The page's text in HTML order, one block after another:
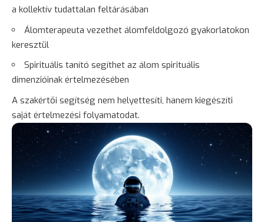
a kollektív tudattalan feltárásában
Álomterapeuta vezethet álomfeldolgozó gyakorlatokon
keresztül
Spirituális tanító segíthet az álom spirituális
dimenzióinak értelmezésében
A szakértői segítség nem helyettesíti, hanem kiegészíti
saját értelmezési folyamatodat.